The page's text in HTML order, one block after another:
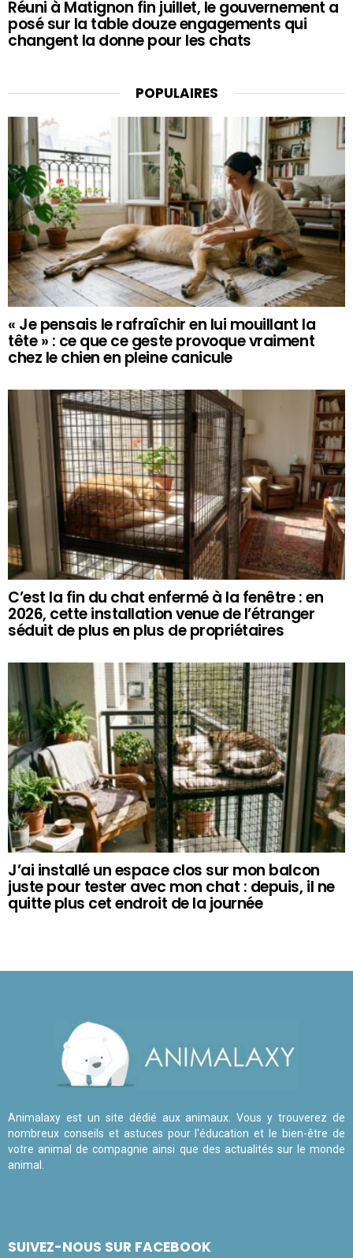
Réuni à Matignon fin juillet, le gouvernement a
posé sur la table douze engagements qui
changent la donne pour les chats
POPULAIRES
« Je pensais le rafraîchir en lui mouillant la
tête » : ce que ce geste provoque vraiment
chez le chien en pleine canicule
C’est la fin du chat enfermé à la fenêtre : en
2026, cette installation venue de l’étranger
séduit de plus en plus de propriétaires
J’ai installé un espace clos sur mon balcon
juste pour tester avec mon chat : depuis, il ne
quitte plus cet endroit de la journée
Animalaxy est un site dédié aux animaux. Vous y trouverez de
nombreux conseils et astuces pour l'éducation et le bien-être de
votre animal de compagnie ainsi que des actualités sur le monde
animal.
SUIVEZ-NOUS SUR FACEBOOK